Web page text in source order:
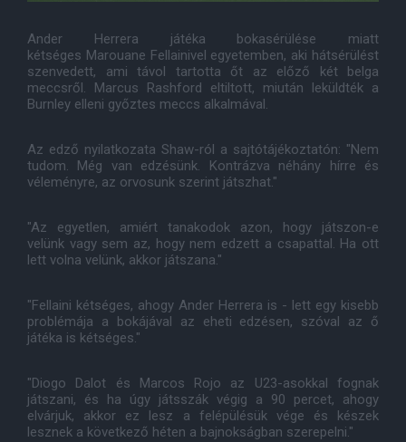
Ander Herrera játéka bokasérülése miatt
kétséges Marouane Fellainivel egyetemben, aki hátsérülést
szenvedett, ami távol tartotta őt az előző két belga
meccsről. Marcus Rashford eltiltott, miután leküldték a
Burnley elleni győztes meccs alkalmával.
Az edző nyilatkozata Shaw-ról a sajtótájékoztatón: "Nem
tudom. Még van edzésünk. Kontrázva néhány hírre és
véleményre, az orvosunk szerint játszhat."
"Az egyetlen, amiért tanakodok azon, hogy játszon-e
velünk vagy sem az, hogy nem edzett a csapattal. Ha ott
lett volna velünk, akkor játszana."
"Fellaini kétséges, ahogy Ander Herrera is - lett egy kisebb
problémája a bokájával az eheti edzésen, szóval az ő
játéka is kétséges."
"Diogo Dalot és Marcos Rojo az U23-asokkal fognak
játszani, és ha úgy játsszák végig a 90 percet, ahogy
elvárjuk, akkor ez lesz a felépülésük vége és készek
lesznek a következő héten a bajnokságban szerepelni."